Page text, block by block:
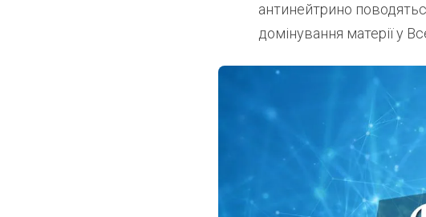
антинейтрино
домінування матерії у